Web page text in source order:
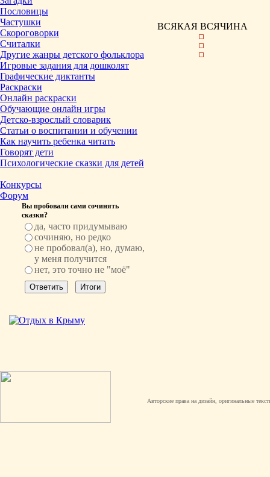
Пословицы
Частушки
Скороговорки
Считалки
Другие жанры детского фольклора
Игровые задания для дошколят
Графические диктанты
Раскраски
Онлайн раскраски
Обучающие онлайн игры
Детско-взрослый словарик
Статьи о воспитании и обучении
Как научить ребенка читать
Говорят дети
Психологические сказки для детей
Конкурсы
Форум
Вы пробовали сами сочинять
сказки?
да, часто придумываю
сочиняю, но редко
не пробовал(а), но, думаю,
у меня получится
нет, это точно не "моё"
ВСЯКАЯ ВСЯЧИНА
Авторские права на дизайн, оригинальные